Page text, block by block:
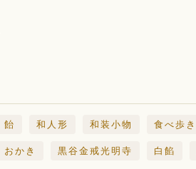
飴 和人形 和装小物 食べ歩き
おかき 黒谷金戒光明寺 白餡